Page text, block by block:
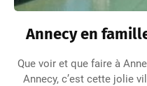
Annecy en
Que voir et que faire à
Annecy, c’est cette jolie